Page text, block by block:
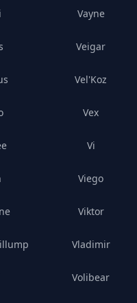
Vayne
Veigar
Vel'Koz
Vex
Vi
Viego
Viktor
Vladimir
Volibear